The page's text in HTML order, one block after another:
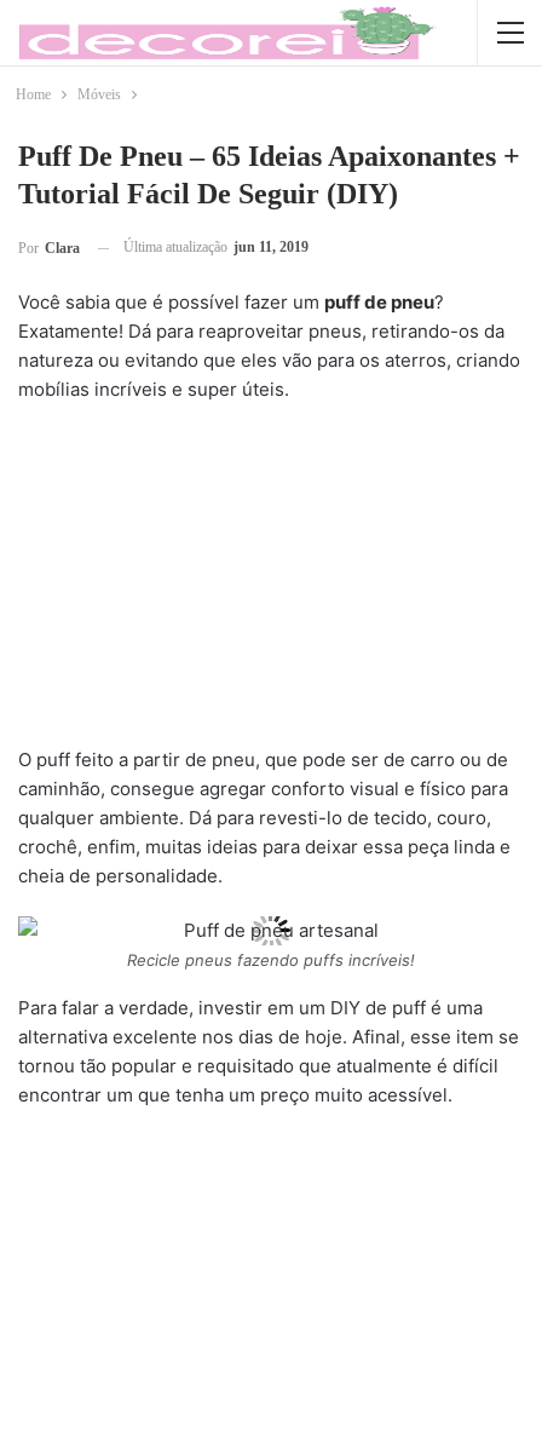
Home Móveis
Puff De Pneu – 65 Ideias Apaixonantes +
Tutorial Fácil De Seguir (DIY)
Por Clara Última atualização jun 11, 2019
Você sabia que é possível fazer um puff de pneu?
Exatamente! Dá para reaproveitar pneus, retirando-os da
natureza ou evitando que eles vão para os aterros, criando
mobílias incríveis e super úteis.
O puff feito a partir de pneu, que pode ser de carro ou de
caminhão, consegue agregar conforto visual e físico para
qualquer ambiente. Dá para revesti-lo de tecido, couro,
crochê, enfim, muitas ideias para deixar essa peça linda e
cheia de personalidade.
Recicle pneus fazendo puffs incríveis!
Para falar a verdade, investir em um DIY de puff é uma
alternativa excelente nos dias de hoje. Afinal, esse item se
tornou tão popular e requisitado que atualmente é difícil
encontrar um que tenha um preço muito acessível.